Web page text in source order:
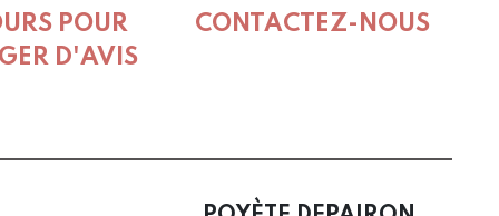
POUR
D'AVIS
CONTACTEZ-NOUS